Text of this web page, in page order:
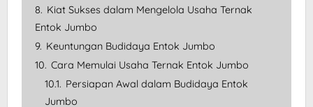
8. Kiat Sukses dalam Mengelola Usaha Ternak
Entok Jumbo
9. Keuntungan Budidaya Entok Jumbo
10. Cara Memulai Usaha Ternak Entok Jumbo
10.1. Persiapan Awal dalam Budidaya Entok
Jumbo